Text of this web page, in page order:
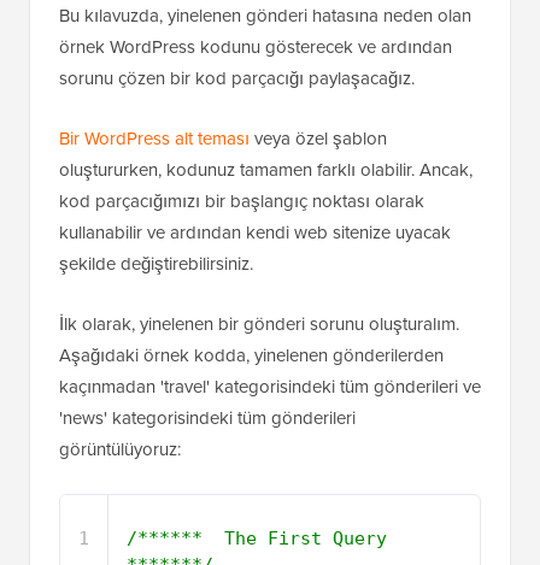
Bu kılavuzda, yinelenen gönderi hatasına neden olan
örnek WordPress kodunu gösterecek ve ardından
sorunu çözen bir kod parçacığı paylaşacağız.
Bir WordPress alt teması veya özel şablon
oluştururken, kodunuz tamamen farklı olabilir. Ancak,
kod parçacığımızı bir başlangıç noktası olarak
kullanabilir ve ardından kendi web sitenize uyacak
şekilde değiştirebilirsiniz.
İlk olarak, yinelenen bir gönderi sorunu oluşturalım.
Aşağıdaki örnek kodda, yinelenen gönderilerden
kaçınmadan 'travel' kategorisindeki tüm gönderileri ve
'news' kategorisindeki tüm gönderileri
görüntülüyoruz:
1
/******  The First Query